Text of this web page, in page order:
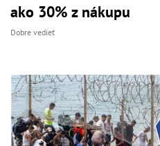
ako 30% z nákupu
Dobre vedieť